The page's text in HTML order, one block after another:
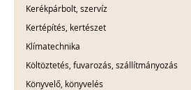
Kerékpárbolt, szervíz
Kertépítés, kertészet
Klímatechnika
Költöztetés, fuvarozás, szállítmányozás
Könyvelő, könyvelés